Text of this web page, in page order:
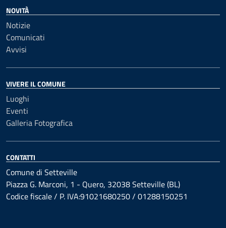
NOVITÀ
Notizie
Comunicati
Avvisi
VIVERE IL COMUNE
Luoghi
Eventi
Galleria Fotografica
CONTATTI
Comune di Setteville
Piazza G. Marconi, 1 - Quero, 32038 Setteville (BL)
Codice fiscale / P. IVA:91021680250 / 01288150251